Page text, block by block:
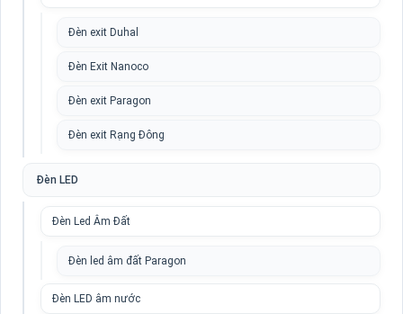
Đèn exit Duhal
Đèn Exit Nanoco
Đèn exit Paragon
Đèn exit Rạng Đông
Đèn LED
Đèn Led Âm Đất
Đèn led âm đất Paragon
Đèn LED âm nước